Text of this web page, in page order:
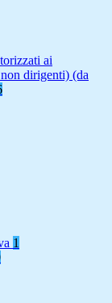
ai
dirigenti) (da
1